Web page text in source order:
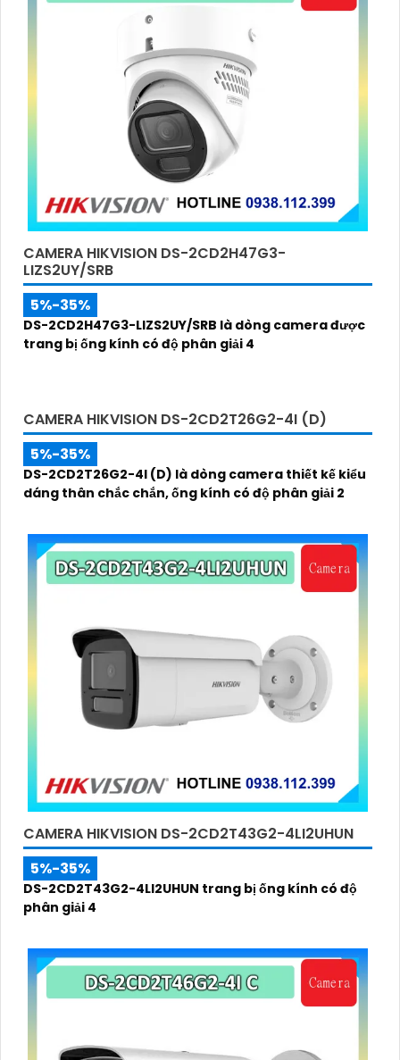
CAMERA HIKVISION DS-2CD2H47G3-
LIZS2UY/SRB
5%-35%
DS-2CD2H47G3-LIZS2UY/SRB là dòng camera được
trang bị ống kính có độ phân giải 4
CAMERA HIKVISION DS-2CD2T26G2-4I (D)
5%-35%